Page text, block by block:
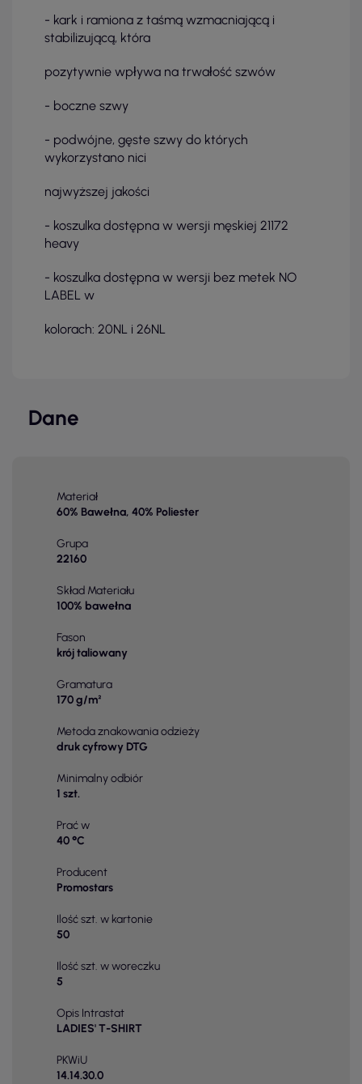
- kark i ramiona z taśmą wzmacniającą i
stabilizującą, która
pozytywnie wpływa na trwałość szwów
- boczne szwy
- podwójne, gęste szwy do których
wykorzystano nici
najwyższej jakości
- koszulka dostępna w wersji męskiej 21172
heavy
- koszulka dostępna w wersji bez metek NO
LABEL w
kolorach: 20NL i 26NL
Dane
Materiał
60% Bawełna, 40% Poliester
Grupa
22160
Skład Materiału
100% bawełna
Fason
krój taliowany
Gramatura
170 g/m²
Metoda znakowania odzieży
druk cyfrowy DTG
Minimalny odbiór
1 szt.
Prać w
40 °C
Producent
Promostars
Ilość szt. w kartonie
50
Ilość szt. w woreczku
5
Opis Intrastat
LADIES' T-SHIRT
PKWiU
14.14.30.0